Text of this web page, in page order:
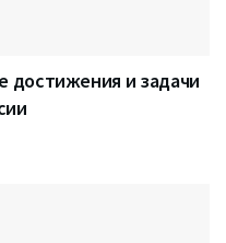
достижения и задачи